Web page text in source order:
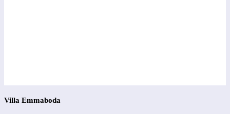
Villa Emmaboda